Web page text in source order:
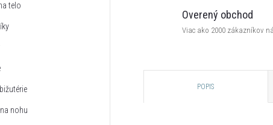
telo
nohu
Overený obchod
Viac ako 2000 zákazníkov
POPIS